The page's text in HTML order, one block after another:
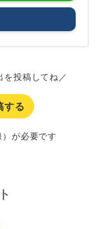
を投稿してね／
する
が必要です